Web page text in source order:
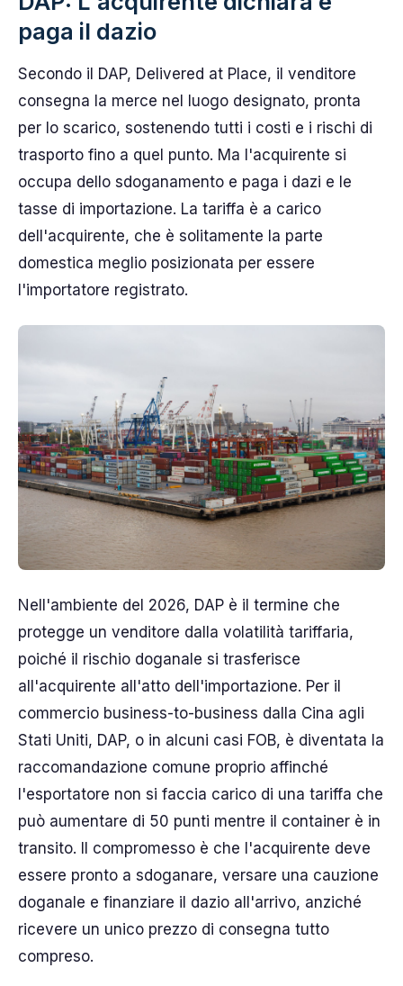
paga il dazio
Secondo il DAP, Delivered at Place, il venditore
consegna la merce nel luogo designato, pronta
per lo scarico, sostenendo tutti i costi e i rischi di
trasporto fino a quel punto. Ma l'acquirente si
occupa dello sdoganamento e paga i dazi e le
tasse di importazione. La tariffa è a carico
dell'acquirente, che è solitamente la parte
domestica meglio posizionata per essere
l'importatore registrato.
Nell'ambiente del 2026, DAP è il termine che
protegge un venditore dalla volatilità tariffaria,
poiché il rischio doganale si trasferisce
all'acquirente all'atto dell'importazione. Per il
commercio business-to-business dalla Cina agli
Stati Uniti, DAP, o in alcuni casi FOB, è diventata la
raccomandazione comune proprio affinché
l'esportatore non si faccia carico di una tariffa che
può aumentare di 50 punti mentre il container è in
transito. Il compromesso è che l'acquirente deve
essere pronto a sdoganare, versare una cauzione
doganale e finanziare il dazio all'arrivo, anziché
ricevere un unico prezzo di consegna tutto
compreso.